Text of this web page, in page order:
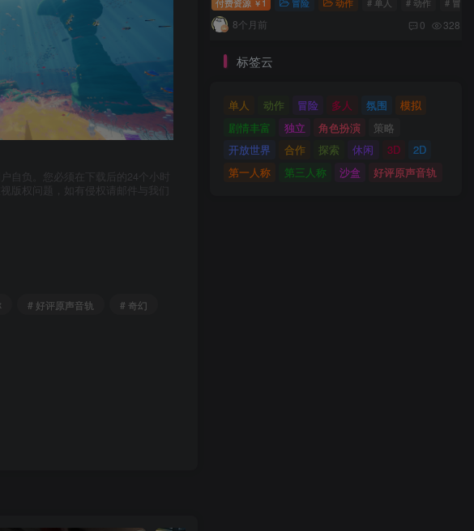
自负。您必须在下载后的24个小时
版权问题，如有侵权请邮件与我们
# 好评原声音轨
# 奇幻
￥
8个月前 0 328
标签云
单人 动作 冒险 多人 氛围
模拟
剧情丰富
独立 角色扮演
策略
开放世界
合作 探索 休闲 3D
2D
第一人称
第三人称 沙盒 好评原声音轨